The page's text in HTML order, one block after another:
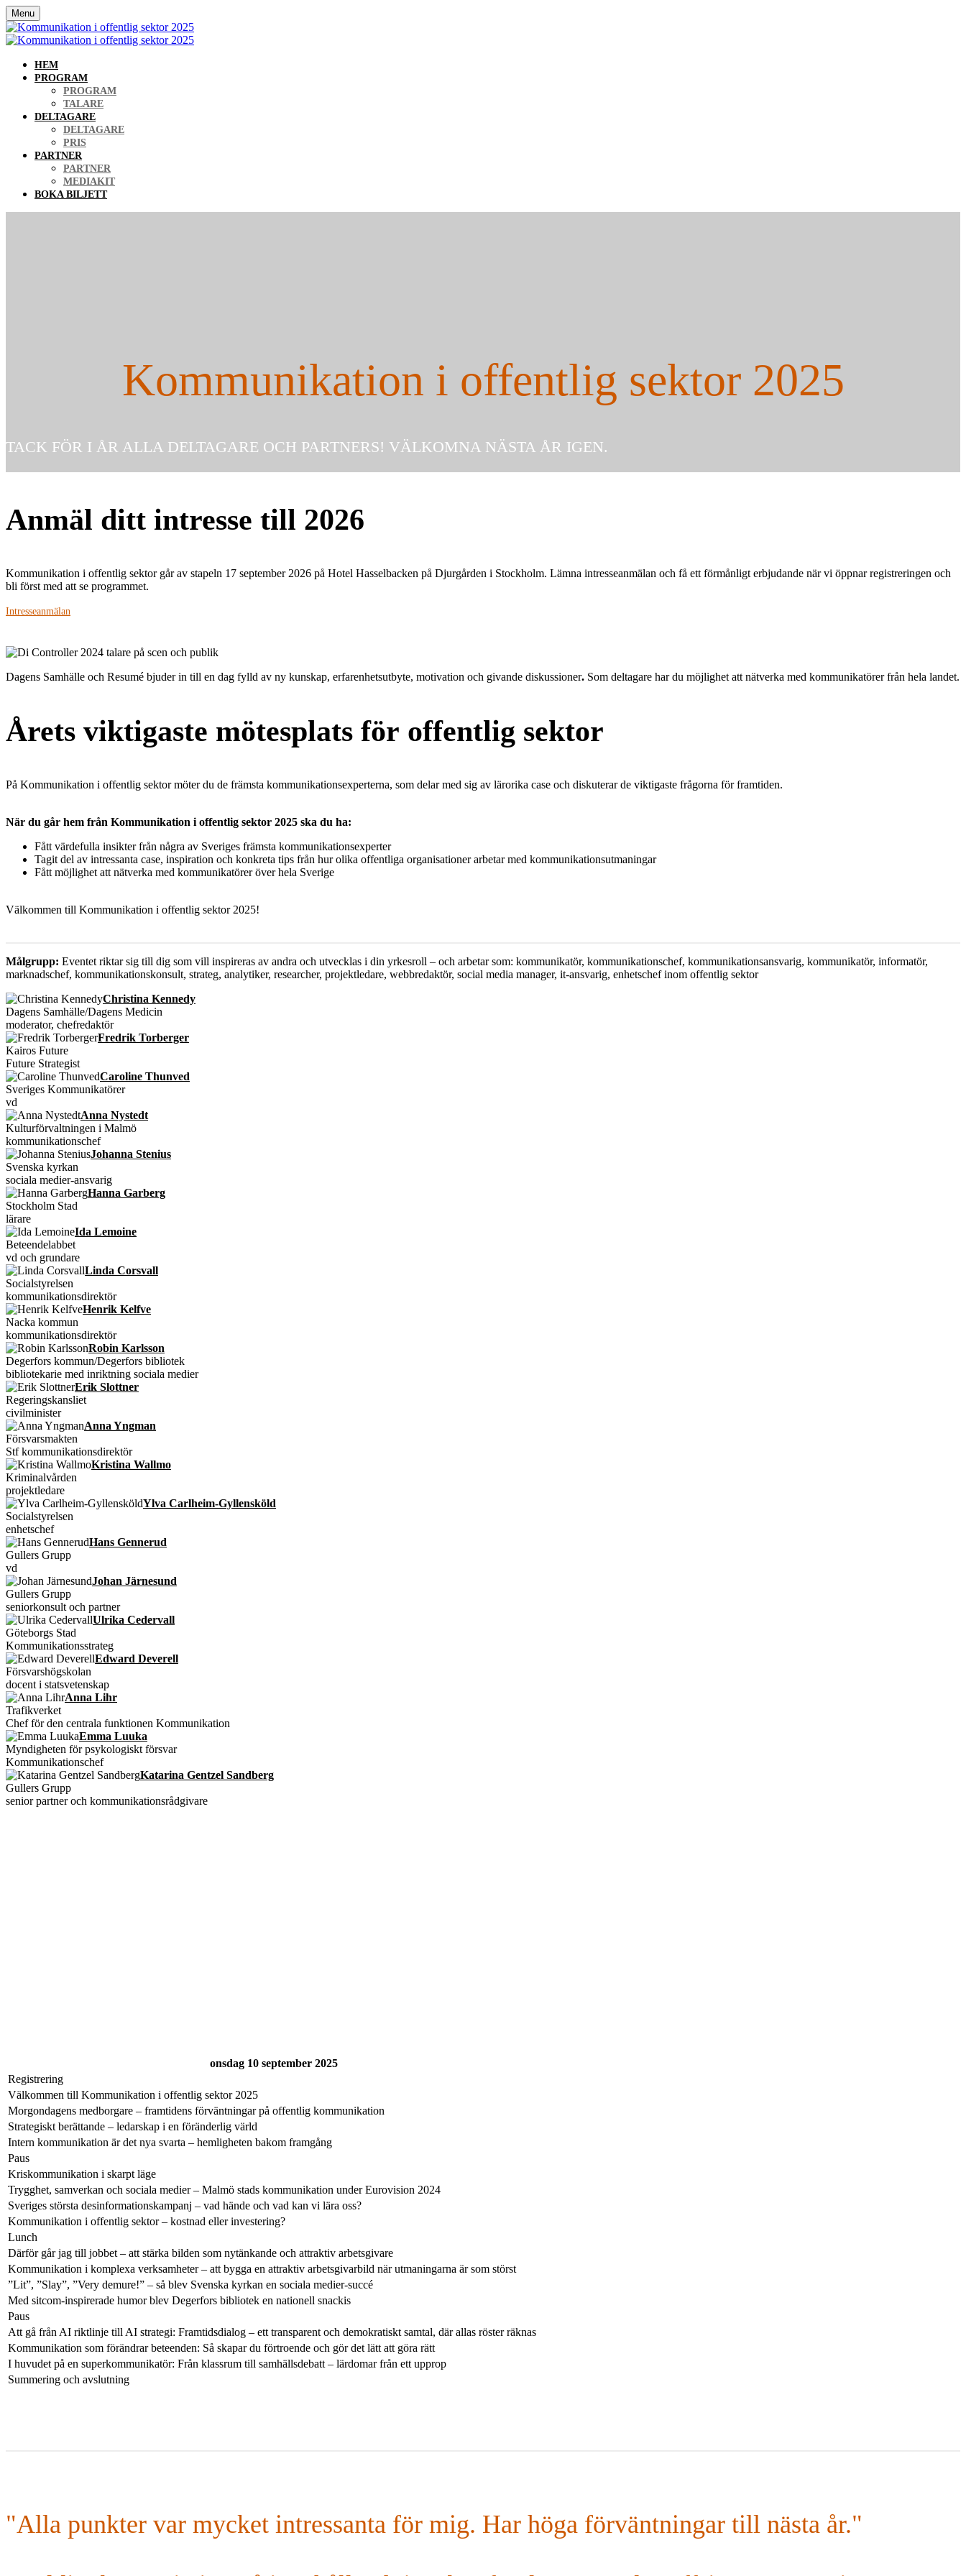
Menu
HEM
PROGRAM
PROGRAM
TALARE
DELTAGARE
DELTAGARE
PRIS
PARTNER
PARTNER
MEDIAKIT
BOKA BILJETT
Kommunikation i offentlig sektor 2025
TACK FÖR I ÅR ALLA DELTAGARE OCH PARTNERS! VÄLKOMNA NÄSTA ÅR IGEN.
Anmäl ditt intresse till 2026
Kommunikation i offentlig sektor går av stapeln 17 september 2026 på Hotel Hasselbacken på Djurgården i Stockholm. Lämna intresseanmälan och få ett förmånligt erbjudande när vi öppnar registreringen och
bli först med att se programmet.
Intresseanmälan
Dagens Samhälle och Resumé bjuder in till en dag fylld av ny kunskap, erfarenhetsutbyte, motivation och givande diskussioner. Som deltagare har du möjlighet att nätverka med kommunikatörer från hela landet.
Årets viktigaste mötesplats för offentlig sektor
På Kommunikation i offentlig sektor möter du de främsta kommunikationsexperterna, som delar med sig av lärorika case och diskuterar de viktigaste frågorna för framtiden.
När du går hem från Kommunikation i offentlig sektor 2025 ska du ha:
Fått värdefulla insikter från några av Sveriges främsta kommunikationsexperter
Tagit del av intressanta case, inspiration och konkreta tips från hur olika offentliga organisationer arbetar med kommunikationsutmaningar
Fått möjlighet att nätverka med kommunikatörer över hela Sverige
Välkommen till Kommunikation i offentlig sektor 2025!
Målgrupp: Eventet riktar sig till dig som vill inspireras av andra och utvecklas i din yrkesroll – och arbetar som: kommunikatör, kommunikationschef, kommunikationsansvarig, kommunikatör, informatör,
marknadschef, kommunikationskonsult, strateg, analytiker, researcher, projektledare, webbredaktör, social media manager, it-ansvarig, enhetschef inom offentlig sektor
Christina Kennedy
Dagens Samhälle/Dagens Medicin
moderator, chefredaktör
Fredrik Torberger
Kairos Future
Future Strategist
Caroline Thunved
Sveriges Kommunikatörer
vd
Anna Nystedt
Kulturförvaltningen i Malmö
kommunikationschef
Johanna Stenius
Svenska kyrkan
sociala medier-ansvarig
Hanna Garberg
Stockholm Stad
lärare
Ida Lemoine
Beteendelabbet
vd och grundare
Linda Corsvall
Socialstyrelsen
kommunikationsdirektör
Henrik Kelfve
Nacka kommun
kommunikationsdirektör
Robin Karlsson
Degerfors kommun/Degerfors bibliotek
bibliotekarie med inriktning sociala medier
Erik Slottner
Regeringskansliet
civilminister
Anna Yngman
Försvarsmakten
Stf kommunikationsdirektör
Kristina Wallmo
Kriminalvården
projektledare
Ylva Carlheim-Gyllensköld
Socialstyrelsen
enhetschef
Hans Gennerud
Gullers Grupp
vd
Johan Järnesund
Gullers Grupp
seniorkonsult och partner
Ulrika Cedervall
Göteborgs Stad
Kommunikationsstrateg
Edward Deverell
Försvarshögskolan
docent i statsvetenskap
Anna Lihr
Trafikverket
Chef för den centrala funktionen Kommunikation
Emma Luuka
Myndigheten för psykologiskt försvar
Kommunikationschef
Katarina Gentzel Sandberg
Gullers Grupp
senior partner och kommunikationsrådgivare
onsdag 10 september 2025
Registrering
Välkommen till Kommunikation i offentlig sektor 2025
Morgondagens medborgare – framtidens förväntningar på offentlig kommunikation
Strategiskt berättande – ledarskap i en föränderlig värld
Intern kommunikation är det nya svarta – hemligheten bakom framgång
Paus
Kriskommunikation i skarpt läge
Trygghet, samverkan och sociala medier – Malmö stads kommunikation under Eurovision 2024
Sveriges största desinformationskampanj – vad hände och vad kan vi lära oss?
Kommunikation i offentlig sektor – kostnad eller investering?
Lunch
Därför går jag till jobbet – att stärka bilden som nytänkande och attraktiv arbetsgivare
Kommunikation i komplexa verksamheter – att bygga en attraktiv arbetsgivarbild när utmaningarna är som störst
”Lit”, ”Slay”, ”Very demure!” – så blev Svenska kyrkan en sociala medier-succé
Med sitcom-inspirerade humor blev Degerfors bibliotek en nationell snackis
Paus
Att gå från AI riktlinje till AI strategi: Framtidsdialog – ett transparent och demokratiskt samtal, där allas röster räknas
Kommunikation som förändrar beteenden: Så skapar du förtroende och gör det lätt att göra rätt
I huvudet på en superkommunikatör: Från klassrum till samhällsdebatt – lärdomar från ett upprop
Summering och avslutning
"Alla punkter var mycket intressanta för mig. Har höga förväntningar till nästa år."